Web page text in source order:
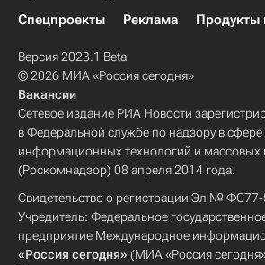
Спецпроекты
Реклама Продукты
Версия 2023.1 Beta
© 2026 МИА «Россия сегодня»
Вакансии
Сетевое издание РИА Новости
в Федеральной службе по надзору в сфере
информационных технологий и массовых
(Роскомнадзор) 08 апреля 2014 года.
Свидетельство о регистрации Эл №
Учредитель: Федеральное
предприятие Международное
«Россия сегодня» (МИА «Россия